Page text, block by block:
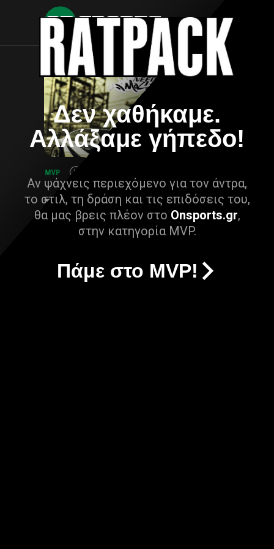
Δεν χαθήκαμε.
Αλλάξαμε γήπεδο!
Αν ψάχνεις περιεχόμενο για τον άντρα,
το στιλ, τη δράση και τις επιδόσεις του,
θα μας βρεις πλέον στο Onsports.gr,
στην κατηγορία MVP.
Πάμε στο MVP!